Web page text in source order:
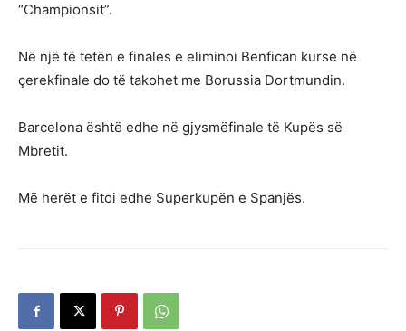
“Championsit”.
Në një të tetën e finales e eliminoi Benfican kurse në
çerekfinale do të takohet me Borussia Dortmundin.
Barcelona është edhe në gjysmëfinale të Kupës së
Mbretit.
Më herët e fitoi edhe Superkupën e Spanjës.